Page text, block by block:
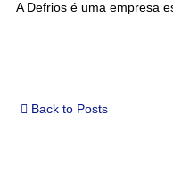
A Defrios é uma empresa
Back to Posts